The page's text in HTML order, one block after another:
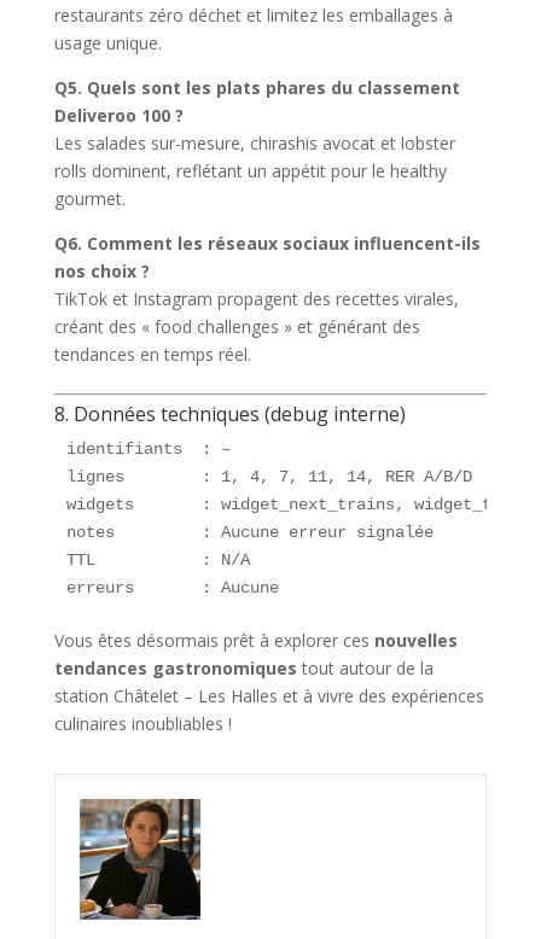
restaurants zéro déchet et limitez les emballages à
usage unique.
Q5. Quels sont les plats phares du classement
Deliveroo 100 ?
Les salades sur-mesure, chirashis avocat et lobster
rolls dominent, reflétant un appétit pour le healthy
gourmet.
Q6. Comment les réseaux sociaux influencent-ils
nos choix ?
TikTok et Instagram propagent des recettes virales,
créant des « food challenges » et générant des
tendances en temps réel.
8. Données techniques (debug interne)
identifiants  : –
lignes        : 1, 4, 7, 11, 14, RER A/B/D
widgets       : widget_next_trains,
notes         : Aucune erreur signalée
TTL           : N/A
erreurs       : Aucune
Vous êtes désormais prêt à explorer ces nouvelles
tendances gastronomiques tout autour de la
station Châtelet – Les Halles et à vivre des expériences
culinaires inoubliables !